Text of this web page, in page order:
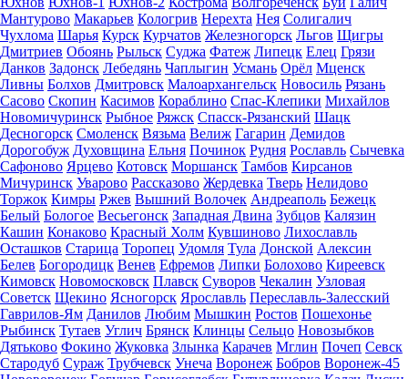
Мантурово Макарьев Кологрив Нерехта Нея Солигалич
Чухлома Шарья Курск Курчатов Железногорск Льгов Щигры
Дмитриев Обоянь Рыльск Суджа Фатеж Липецк Елец Грязи
Данков Задонск Лебедянь Чаплыгин Усмань Орёл Мценск
Ливны Болхов Дмитровск Малоархангельск Новосиль Рязань
Сасово Скопин Касимов Кораблино Спас-Клепики Михайлов
Новомичуринск Рыбное Ряжск Спасск-Рязанский Шацк
Десногорск Смоленск Вязьма Велиж Гагарин Демидов
Дорогобуж Духовщина Ельня Починок Рудня Рославль Сычевка
Сафоново Ярцево Котовск Моршанск Тамбов Кирсанов
Мичуринск Уварово Рассказово Жердевка Тверь Нелидово
Торжок Кимры Ржев Вышний Волочек Андреаполь Бежецк
Белый Бологое Весьегонск Западная Двина Зубцов Калязин
Кашин Конаково Красный Холм Кувшиново Лихославль
Осташков Старица Торопец Удомля Тула Донской Алексин
Белев Богородицк Венев Ефремов Липки Болохово Киреевск
Кимовск Новомосковск Плавск Суворов Чекалин Узловая
Советск Щекино Ясногорск Ярославль Переславль-Залесский
Гаврилов-Ям Данилов Любим Мышкин Ростов Пошехонье
Рыбинск Тутаев Углич Брянск Клинцы Сельцо Новозыбков
Дятьково Фокино Жуковка Злынка Карачев Мглин Почеп Севск
Стародуб Сураж Трубчевск Унеча Воронеж Бобров Воронеж-45